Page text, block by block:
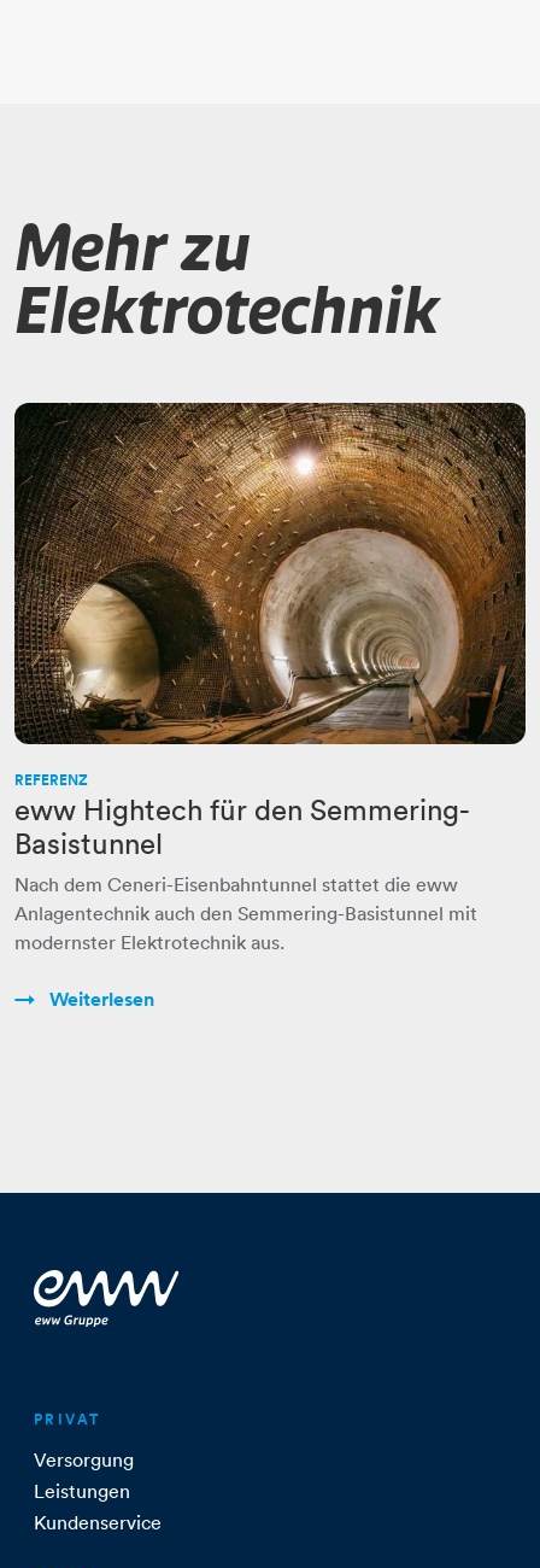
Mehr zu
Elektrotechnik
REFERENZ
eww Hightech für den Semmering-
Basistunnel
Nach dem Ceneri-Eisenbahntunnel stattet die eww
Anlagentechnik auch den Semmering-Basistunnel mit
modernster Elektrotechnik aus.
Weiterlesen
PRIVAT
Versorgung
Leistungen
Kundenservice